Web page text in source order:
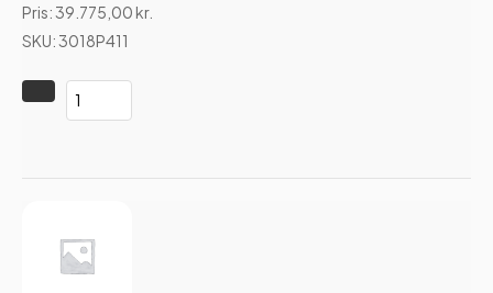
Pris:39.775,00 kr.
SKU: 3018P411